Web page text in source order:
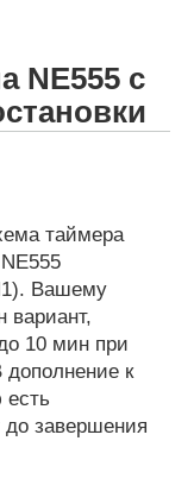
NE555 с
таймера
Вашему
вариант,
10 мин при
к
до завершения